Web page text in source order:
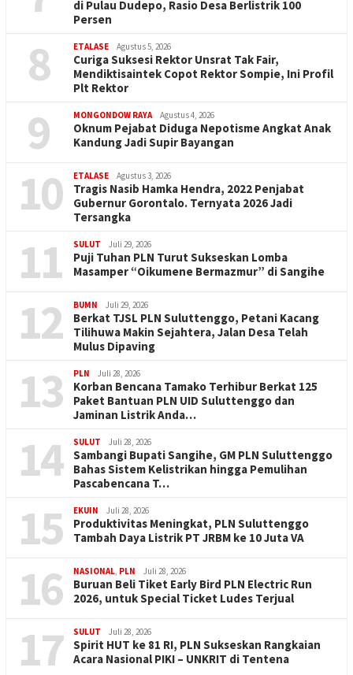
di Pulau Dudepo, Rasio Desa Berlistrik 100
Persen
8 ETALASE Agustus 5, 2026
Curiga Suksesi Rektor Unsrat Tak Fair,
Mendiktisaintek Copot Rektor Sompie, Ini Profil
Plt Rektor
9 MONGONDOW RAYA Agustus 4, 2026
Oknum Pejabat Diduga Nepotisme Angkat Anak
Kandung Jadi Supir Bayangan
10 ETALASE Agustus 3, 2026
Tragis Nasib Hamka Hendra, 2022 Penjabat
Gubernur Gorontalo. Ternyata 2026 Jadi
Tersangka
11 SULUT Juli 29, 2026
Puji Tuhan PLN Turut Sukseskan Lomba
Masamper “Oikumene Bermazmur” di Sangihe
12 BUMN Juli 29, 2026
Berkat TJSL PLN Suluttenggo, Petani Kacang
Tilihuwa Makin Sejahtera, Jalan Desa Telah
Mulus Dipaving
13 PLN Juli 28, 2026
Korban Bencana Tamako Terhibur Berkat 125
Paket Bantuan PLN UID Suluttenggo dan
Jaminan Listrik Anda…
14 SULUT Juli 28, 2026
Sambangi Bupati Sangihe, GM PLN Suluttenggo
Bahas Sistem Kelistrikan hingga Pemulihan
Pascabencana T…
15 EKUIN Juli 28, 2026
Produktivitas Meningkat, PLN Suluttenggo
Tambah Daya Listrik PT JRBM ke 10 Juta VA
16 NASIONAL, PLN Juli 28, 2026
Buruan Beli Tiket Early Bird PLN Electric Run
2026, untuk Special Ticket Ludes Terjual
17 SULUT Juli 28, 2026
Spirit HUT ke 81 RI, PLN Sukseskan Rangkaian
Acara Nasional PIKI – UNKRIT di Tentena